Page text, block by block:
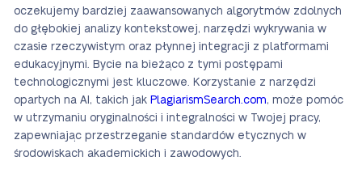
oczekujemy bardziej zaawansowanych algorytmów zdolnych
do głębokiej analizy kontekstowej, narzędzi wykrywania w
czasie rzeczywistym oraz płynnej integracji z platformami
edukacyjnymi. Bycie na bieżąco z tymi postępami
technologicznymi jest kluczowe. Korzystanie z narzędzi
opartych na AI, takich jak PlagiarismSearch.com, może pomóc
w utrzymaniu oryginalności i integralności w Twojej pracy,
zapewniając przestrzeganie standardów etycznych w
środowiskach akademickich i zawodowych.